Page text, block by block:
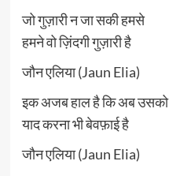
जो गुज़ारी न जा सकी हमसे
हमने वो ज़िंदगी गुज़ारी है
जौन एलिया (Jaun Elia)
इक अजब हाल है कि अब उसको
याद करना भी बेवफ़ाई है
जौन एलिया (Jaun Elia)